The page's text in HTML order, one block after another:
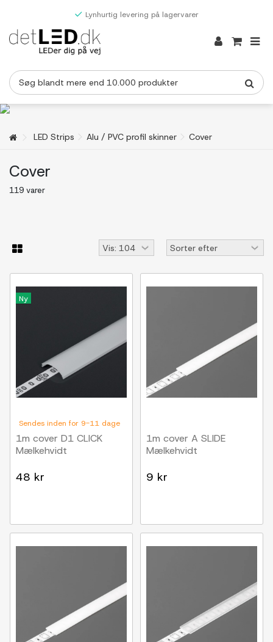
Lynhurtig levering på lagervarer
LED Strips Alu / PVC profil skinner Cover
Cover
119 varer
Ny
Sendes inden for 9-11 dage
1m cover D1 CLICK
Mælkehvidt
48 kr
1m cover A SLIDE
Mælkehvidt
9 kr